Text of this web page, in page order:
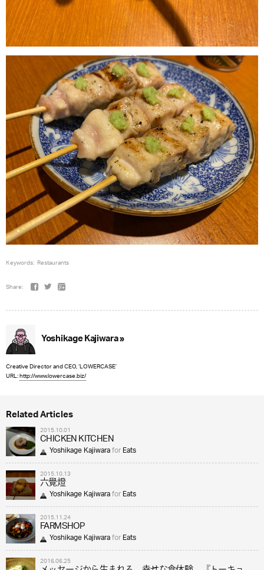
Keywords: Restaurants
Share:
Yoshikage Kajiwara »
Creative Director and CEO, ‘LOWERCASE’
URL:http://www.lowercase.biz/
Related Articles
2015.10.01
CHICKEN KITCHEN
Yoshikage KajiwaraforEats
2015.10.13
六覺燈
Yoshikage KajiwaraforEats
2015.11.24
FARMSHOP
Yoshikage KajiwaraforEats
2016.06.25